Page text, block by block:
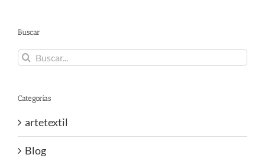
Buscar
Buscar:
Categorías
artetextil
Blog